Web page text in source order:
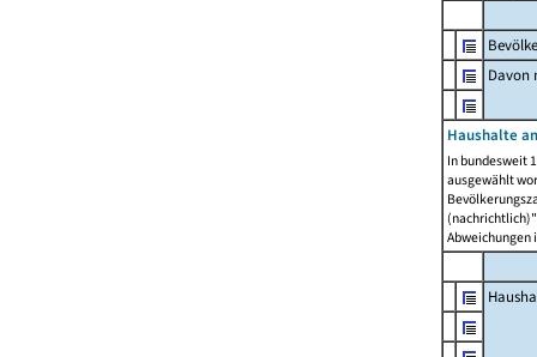
Davon
Haushalte
In bundesweit
ausgewählt
Abweichungen